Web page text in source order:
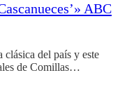
ABC
clásica del país y este
de Comillas…